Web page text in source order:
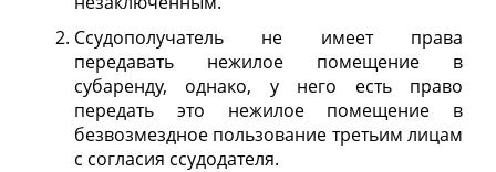
Ссудополучатель не имеет права
передавать нежилое помещение в
субаренду, однако, у него есть право
передать это нежилое помещение в
безвозмездное пользование третьим лицам
с согласия ссудодателя.